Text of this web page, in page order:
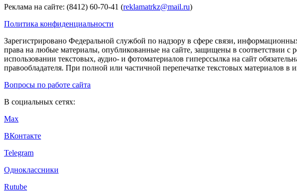
Реклама на сайте: (8412) 60-70-41 (reklamatrkz@mail.ru)
Политика конфиденциальности
Зарегистрировано Федеральной службой по надзору в сфере связи,
права на любые материалы, опубликованные на сайте, защищены в соответствии
использовании текстовых, аудио- и фотоматериалов гиперссылка на сайт
правообладателя. При полной или частичной перепечатке текстовых материалов в
Вопросы по работе сайта
В социальных сетях:
Max
ВКонтакте
Telegram
Одноклассники
Rutube